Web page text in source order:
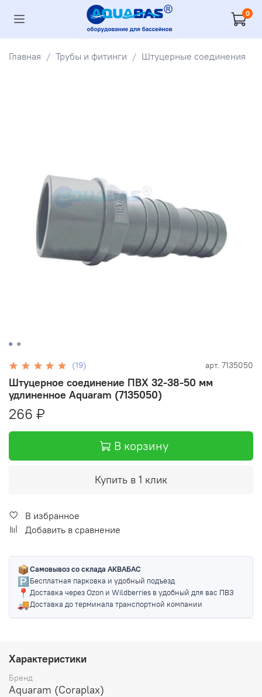
0
Главная Трубы и фитинги Штуцерные соединения
(19) арт. 7135050
Штуцерное соединение ПВХ 32-38-50 мм
удлиненное Aquaram (7135050)
266 ₽
В корзину
Купить в 1 клик
В избранное
Добавить в сравнение
📦Самовывоз со склада АКВАБАС
🅿️ Бесплатная парковка и удобный подъезд
📍 Доставка через Ozon и Wildberries в удобный для вас ПВЗ
🚚Доставка до терминала транспортной компании
Характеристики
Бренд
Aquaram (Coraplax)